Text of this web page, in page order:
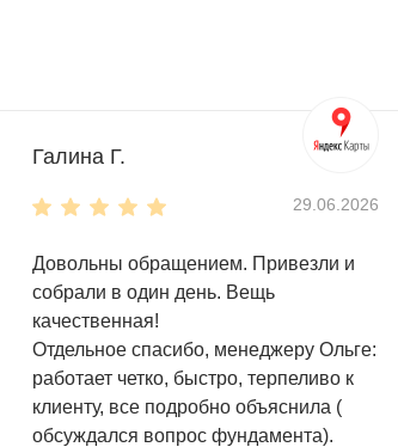
Галина Г.
29.06.2026
Довольны обращением. Привезли и
собрали в один день. Вещь
качественная!
Отдельное спасибо, менеджеру Ольге:
работает четко, быстро, терпеливо к
клиенту, все подробно объяснила (
обсуждался вопрос фундамента).